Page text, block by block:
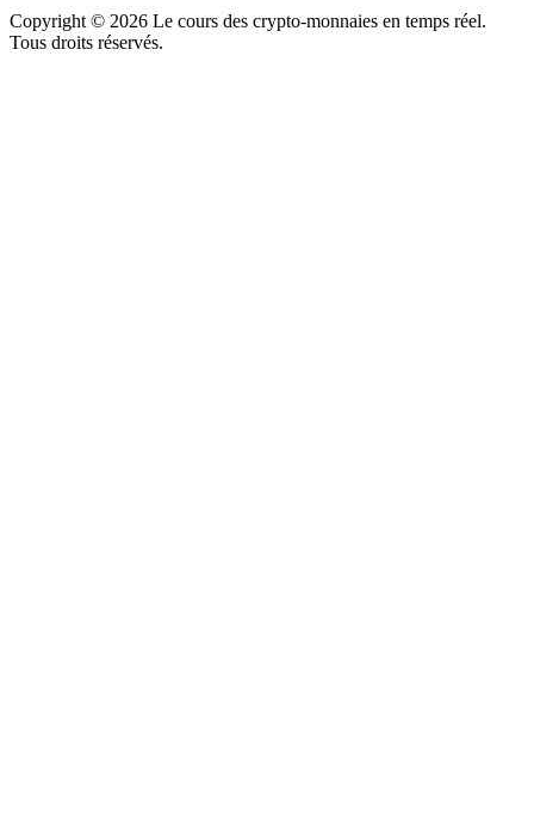
Copyright © 2026 Le cours des crypto-monnaies en temps réel.
Tous droits réservés.